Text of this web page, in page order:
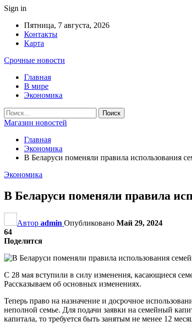
Sign in
Пятница, 7 августа, 2026
Контакты
Карта
Срочные новости
Главная
В мире
Экономика
Магазин новостей
Главная
Экономика
В Беларуси поменяли правила использования
Экономика
В Беларуси поменяли правила
Автор admin Опубликовано Май 29, 2024
64
Поделится
С 28 мая вступили в силу изменения, касающиеся
Рассказываем об основных изменениях.
Теперь право на назначение и досрочное
неполной семье. Для подачи заявки на семейный
капитала, то требуется быть занятым не менее 12